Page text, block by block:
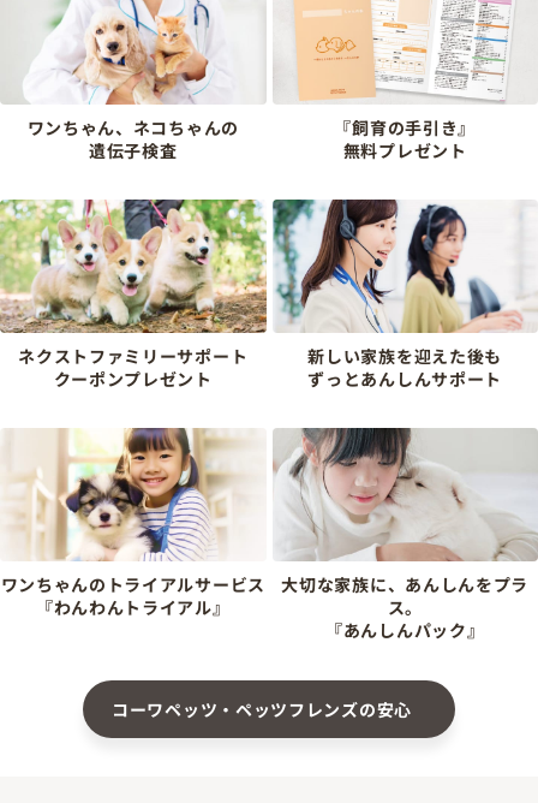
ワンちゃん、ネコちゃんの
遺伝子検査
『飼育の手引き』
無料プレゼント
ネクストファミリーサポート
クーポンプレゼント
新しい家族を迎えた後も
ずっとあんしんサポート
ワンちゃんのトライアルサービス
『わんわんトライアル』
大切な家族に、あんしんをプラ
ス。
『あんしんパック』
コーワペッツ・ペッツフレンズの安心